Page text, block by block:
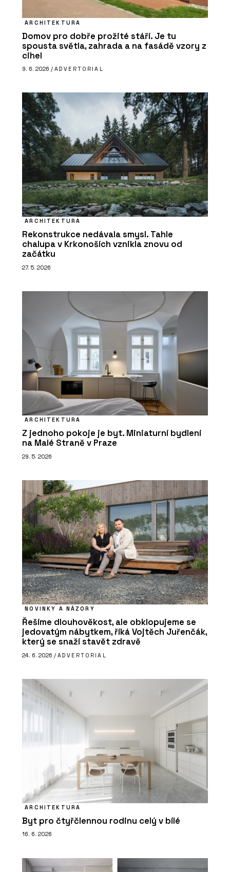
ARCHITEKTURA
Domov pro dobře prožité stáří. Je tu
spousta světla, zahrada a na fasádě vzory z
cihel
9. 6. 2026 / ADVERTORIAL
ARCHITEKTURA
Rekonstrukce nedávala smysl. Tahle
chalupa v Krkonoších vznikla znovu od
začátku
27. 5. 2026
ARCHITEKTURA
Z jednoho pokoje je byt. Miniaturní bydlení
na Malé Straně v Praze
29. 5. 2026
NOVINKY A NÁZORY
Řešíme dlouhověkost, ale obklopujeme se
jedovatým nábytkem, říká Vojtěch Juřenčák,
který se snaží stavět zdravě
24. 6. 2026 / ADVERTORIAL
ARCHITEKTURA
Byt pro čtyřčlennou rodinu celý v bílé
16. 6. 2026